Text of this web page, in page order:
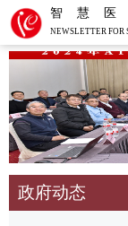
智慧
NEWSLETTER FOR
政府动态